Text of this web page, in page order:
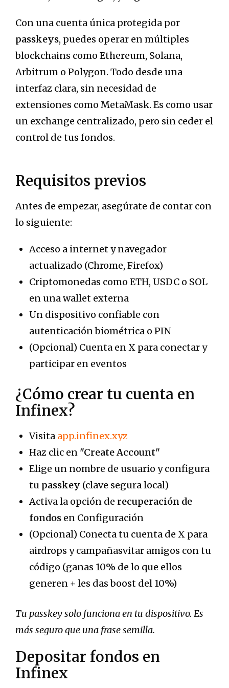
Con una cuenta única protegida por
passkeys, puedes operar en múltiples
blockchains como Ethereum, Solana,
Arbitrum o Polygon. Todo desde una
interfaz clara, sin necesidad de
extensiones como MetaMask. Es como usar
un exchange centralizado, pero sin ceder el
control de tus fondos.
Requisitos previos
Antes de empezar, asegúrate de contar con
lo siguiente:
Acceso a internet y navegador
actualizado (Chrome, Firefox)
Criptomonedas como ETH, USDC o SOL
en una wallet externa
Un dispositivo confiable con
autenticación biométrica o PIN
(Opcional) Cuenta en X para conectar y
participar en eventos
¿Cómo crear tu cuenta en
Infinex?
Visita app.infinex.xyz
Haz clic en "Create Account"
Elige un nombre de usuario y configura
tu passkey (clave segura local)
Activa la opción de recuperación de
fondos en Configuración
(Opcional) Conecta tu cuenta de X para
airdrops y campañasvitar amigos con tu
código (ganas 10% de lo que ellos
generen + les das boost del 10%)
Tu passkey solo funciona en tu dispositivo. Es
más seguro que una frase semilla.
Depositar fondos en
Infinex